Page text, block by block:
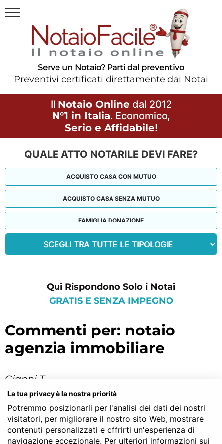
Serve un Notaio? Parti dal preventivo
Preventivi certificati direttamente dai Notai
Il Notaio Online dal 2012
N°1 in Italia. Economico,
Serio e Affidabile!
QUALE ATTO NOTARILE DEVI FARE?
ACQUISTO CASA CON MUTUO
ACQUISTO CASA SENZA MUTUO
FAMIGLIA DONAZIONE
Qui Rispondono Solo i Notai
GRATIS E SENZA IMPEGNO
commenti per: notaio
agenzia immobiliare
Gianni T.
Che dire.. È proprio vero che chi fa da sé fa
per tre! E in questo caso risparmia!! Per
natura sono diffidente e non volevo
rivolgermi ad un notaio alla ceca solo perché
La tua privacy è la nostra priorità
Potremmo posizionarli per l'analisi dei dati dei nostri
visitatori, per migliorare il nostro sito Web, mostrare
contenuti personalizzati e offrirti un'esperienza di
navigazione eccezionale. Per ulteriori informazioni sui